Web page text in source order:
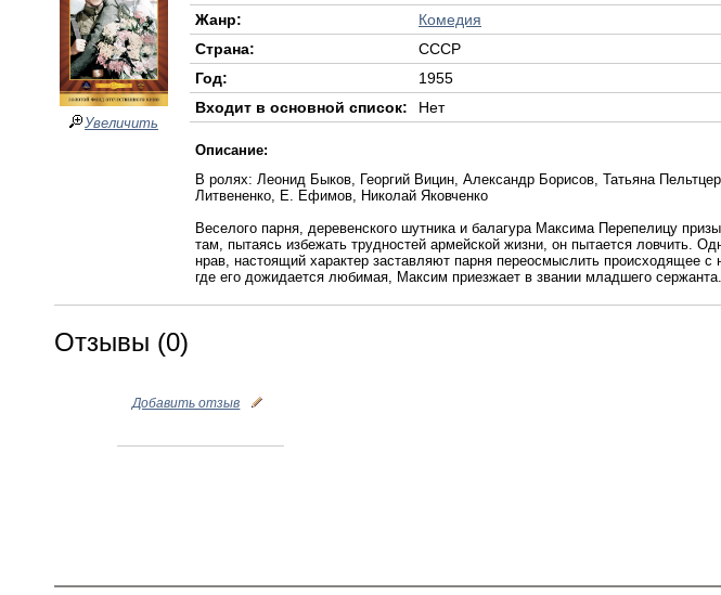
Увеличить
Жанр:
Комедия
Страна:
СССР
Год:
1955
Входит в основной список:
Нет
Описание:
В ролях: Леонид Быков, Георгий Вицин, Александр Борисов, Татьяна
Литвененко, Е. Ефимов, Николай Яковченко
Веселого парня, деревенского шутника и балагура Максима Перепелицу
там, пытаясь избежать трудностей армейской жизни, он пытается ловчить.
нрав, настоящий характер заставляют парня переосмыслить происходящее
где его дожидается любимая, Максим приезжает в звании младшего сержанта.
Отзывы (0)
Добавить отзыв